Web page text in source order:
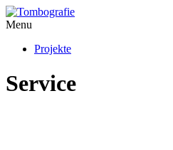
Menu
Projekte
Service